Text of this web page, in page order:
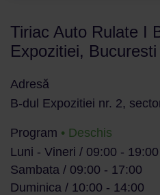
Tiriac Auto Rulate I
Expozitiei, Bucuresti
Adresă
B-dul Expozitiei nr. 2,
Program • Deschis
Luni - Vineri / 09:00 - 19:00
Sambata / 09:00 - 17:00
Duminica / 10:00 - 14:00